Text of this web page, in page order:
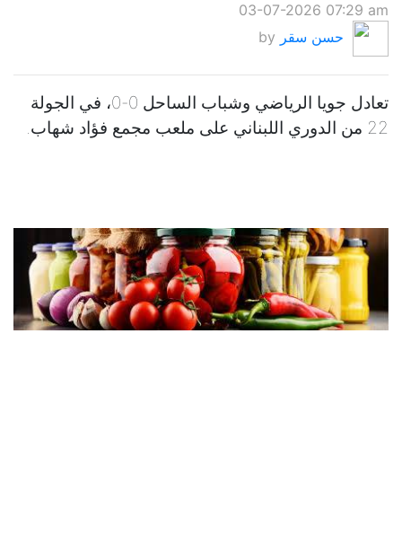
03-07-2026 07:29 am
by حسن سقر
تعادل جويا الرياضي وشباب الساحل 0-0، في الجولة
22 من الدوري اللبناني على ملعب مجمع فؤاد شهاب.